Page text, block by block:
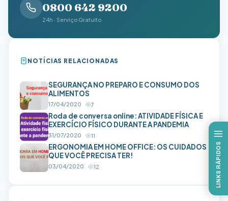
0800 642 9200
24h · Serviço Gratuito
NOTÍCIAS RELACIONADAS
SEGURANÇA NO PREPARO E CONSUMO DOS
ALIMENTOS
17/04/2020 7
Roda de conversa online: ATIVIDADE FÍSICA E
EXERCÍCIO FÍSICO DURANTE A PANDEMIA
31/07/2020 11
ERGONOMIA EM HOME OFFICE: OS CUIDADOS
QUE VOCÊ PRECISA TER!
03/04/2020 12 LINKS RÁPIDOS